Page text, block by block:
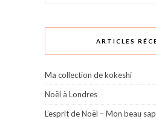
ARTICLES
Ma collection de kokeshi
Noël à Londres
L’esprit de Noël – Mon beau